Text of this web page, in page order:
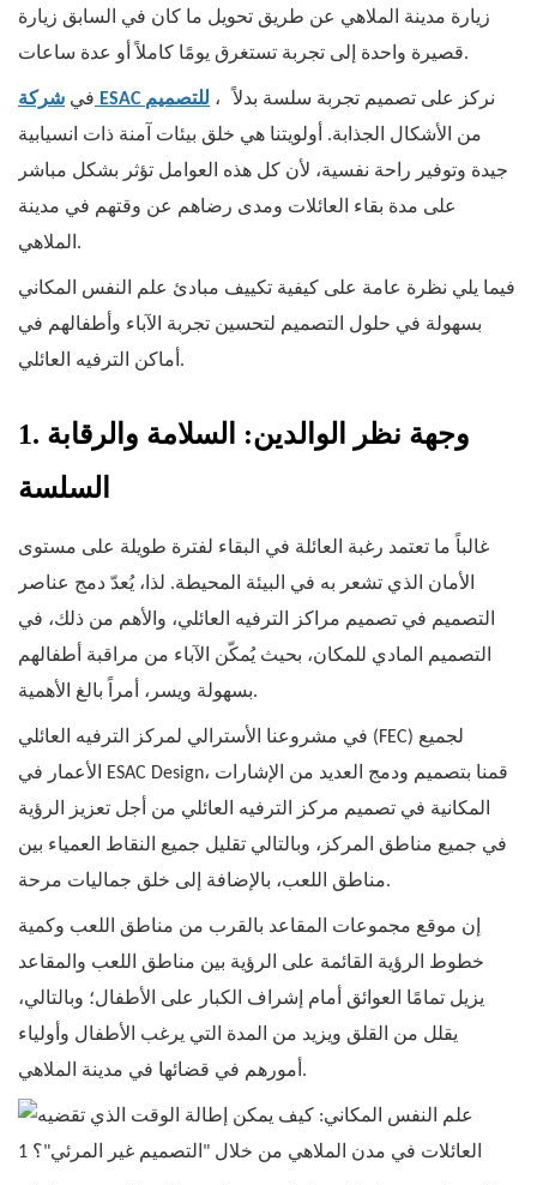
زيارة مدينة الملاهي عن طريق تحويل ما كان في السابق زيارة
قصيرة واحدة إلى تجربة تستغرق يومًا كاملاً أو عدة ساعات.
في شركة ESAC للتصميم ،
نركز على تصميم تجربة سلسة بدلاً
من الأشكال الجذابة. أولويتنا هي خلق بيئات آمنة ذات انسيابية
جيدة وتوفير راحة نفسية، لأن كل هذه العوامل تؤثر بشكل مباشر
على مدة بقاء العائلات ومدى رضاهم عن وقتهم في مدينة
الملاهي.
فيما يلي نظرة عامة على كيفية تكييف مبادئ علم النفس المكاني
بسهولة في حلول التصميم لتحسين تجربة الآباء وأطفالهم في
أماكن الترفيه العائلي.
1. وجهة نظر الوالدين: السلامة والرقابة
السلسة
غالباً ما تعتمد رغبة العائلة في البقاء لفترة طويلة على مستوى
الأمان الذي تشعر به في البيئة المحيطة. لذا، يُعدّ دمج عناصر
التصميم في تصميم مراكز الترفيه العائلي، والأهم من ذلك، في
التصميم المادي للمكان، بحيث يُمكّن الآباء من مراقبة أطفالهم
بسهولة ويسر، أمراً بالغ الأهمية.
في مشروعنا الأسترالي لمركز الترفيه العائلي (FEC) لجميع
الأعمار في ESAC Design، قمنا بتصميم ودمج العديد من الإشارات
المكانية في تصميم مركز الترفيه العائلي من أجل تعزيز الرؤية
في جميع مناطق المركز، وبالتالي تقليل جميع النقاط العمياء بين
مناطق اللعب، بالإضافة إلى خلق جماليات مرحة.
إن موقع مجموعات المقاعد بالقرب من مناطق اللعب وكمية
خطوط الرؤية القائمة على الرؤية بين مناطق اللعب والمقاعد
يزيل تمامًا العوائق أمام إشراف الكبار على الأطفال؛ وبالتالي،
يقلل من القلق ويزيد من المدة التي يرغب الأطفال وأولياء
أمورهم في قضائها في مدينة الملاهي.